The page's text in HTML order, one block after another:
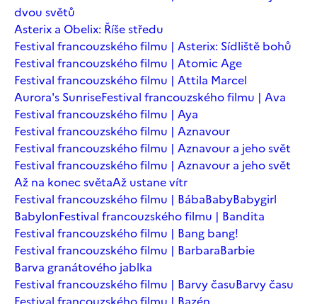
dvou světů
Asterix a Obelix: Říše středu
Festival francouzského filmu | Asterix: Sídliště bohů
Festival francouzského filmu | Atomic Age
Festival francouzského filmu | Attila Marcel
Aurora's SunriseFestival francouzského filmu | Ava
Festival francouzského filmu | Aya
Festival francouzského filmu | Aznavour
Festival francouzského filmu | Aznavour a jeho svět
Festival francouzského filmu | Aznavour a jeho svět
Až na konec světaAž ustane vítr
Festival francouzského filmu | BábaBabyBabygirl
BabylonFestival francouzského filmu | Bandita
Festival francouzského filmu | Bang bang!
Festival francouzského filmu | BarbaraBarbie
Barva granátového jablka
Festival francouzského filmu | Barvy časuBarvy času